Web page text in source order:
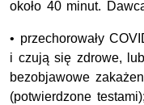
około 40 minut.
• przechorowały
i czują się zdrowe,
bezobjawowe
(potwierdzone testami);